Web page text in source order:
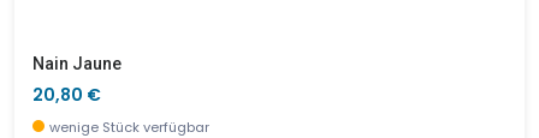
Nain Jaune
20,80 €
wenige Stück verfügbar